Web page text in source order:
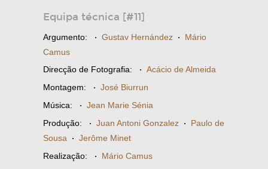
Equipa técnica [#11]
Argumento: · Gustav Hernández · Mário
Camus
Direcção de Fotografia: · Acácio de Almeida
Montagem: · José Biurrun
Música: · Jean Marie Sénia
Produção: · Juan Antoni Gonzalez · Paulo de
Sousa · Jerôme Minet
Realização: · Mário Camus